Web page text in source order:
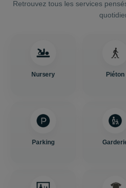
Retrouvez tous les services
Nursery Piéton
Parking